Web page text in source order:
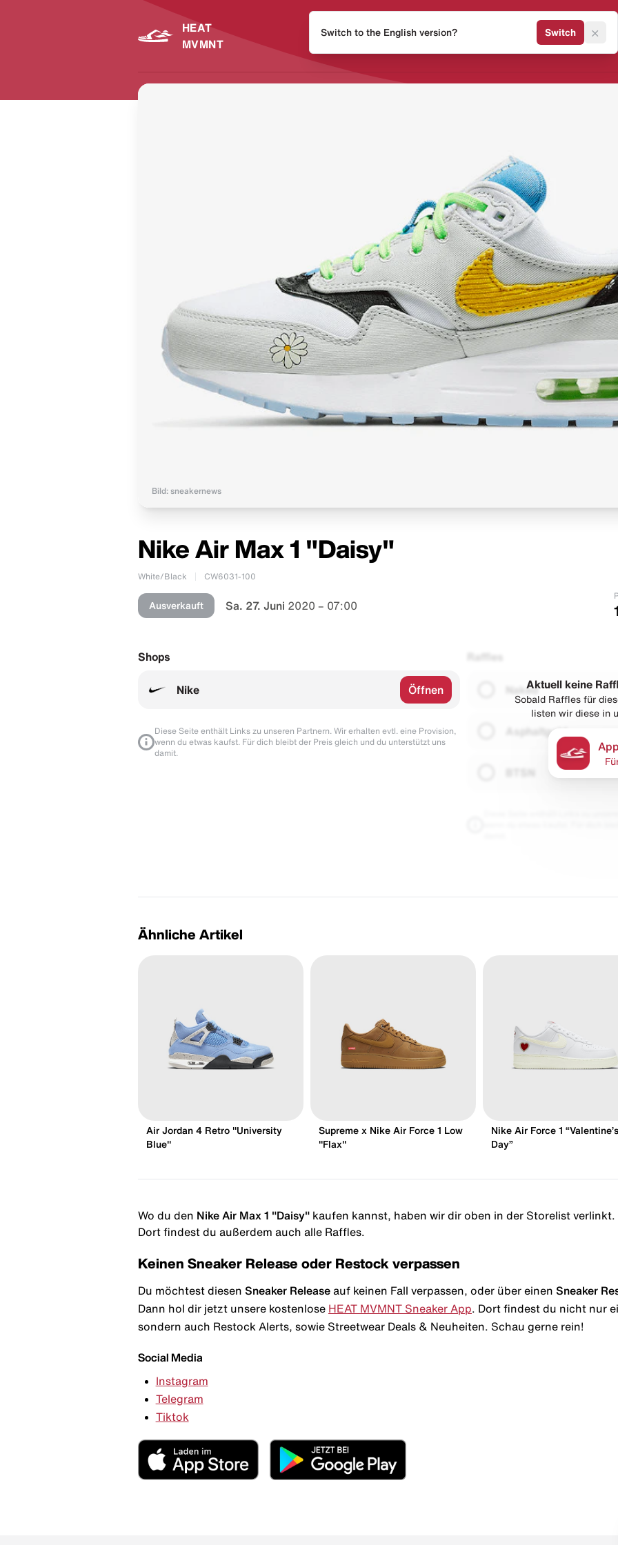
HEAT
MVMNT
Release Kalender Sneaker
Bild: sneakernews
Nike Air Max 1 "Daisy"
White/Black CW6031-100
Ausverkauft Sa. 27. Juni 2020 – 07:00
Shops
Nike Öffnen
Diese Seite enthält Links zu unseren Partnern. Wir erhalten evtl. eine Provision,
wenn du etwas kaufst. Für dich bleibt der Preis gleich und du unterstützt uns
damit.
Raffles
Naked
Asphaltgold
Aktuell keine
Sobald Raffles für
listen wir diese in
Ähnliche Artikel
Air Jordan 4 Retro "University
Blue"
Supreme x Nike Air Force 1 Low
"Flax"
Nike Air Force 1 “Valentine’s
Day”
Wo du den Nike Air Max 1 "Daisy" kaufen kannst, haben wir dir oben in der Storelist verlinkt.
Dort findest du außerdem auch alle Raffles.
Keinen Sneaker Release oder Restock verpassen
Du möchtest diesen Sneaker Release auf keinen Fall verpassen, oder über einen Sneaker
Dann hol dir jetzt unsere kostenlose HEAT MVMNT Sneaker App . Dort findest du nicht nur
sondern auch Restock Alerts, sowie Streetwear Deals & Neuheiten. Schau gerne rein!
Social Media
Instagram
Telegram
Tiktok
Switch to the English version? Switch ×